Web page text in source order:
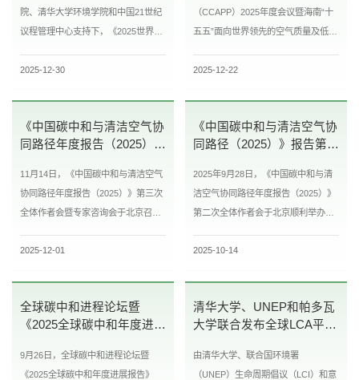
院、清华大学环境学院和中国21世纪
议程管理中心支持下，《2025世界能
冲击影响》正式发布。报告基于201...
2025-12-30
（CCAPP）2025年度会议暨海南“十
五五”面向世界领先的空气质量及低碳
洁空气协同路径（2025）》报告发...
2025-12-22
《中国碳中和与清洁空气协
同路径年度报告（2025）》
询会顺利召开
11月14日，《中国碳中和与清洁空气
协同路径年度报告（2025）》第三次
全体作者会暨专家咨询会于北京召
华大学碳中和研究院院长助理鲁玺...
2025-12-01
《中国碳中和与清洁空气协
同路径（2025）》报告第二
2025年9月28日，《中国碳中和与清
洁空气协同路径年度报告（2025）》
第二次全体作者会于北京顺利举办，
研究院院长贺克斌院士、南京信息...
2025-10-14
全球碳中和进程论坛暨
《2025全球碳中和年度进展
行
9月26日，全球碳中和进程论坛暨
《2025全球碳中和年度进展报告》
清华大学、UNEP和帕多瓦
大学联合发布全球LCA平台
由清华大学、联合国环境署
（UNEP）生命周期倡议（LCI）和意